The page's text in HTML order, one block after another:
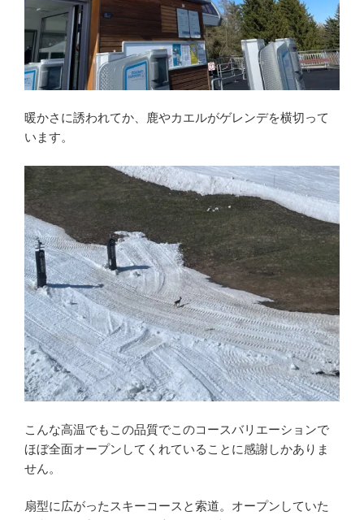
暖かさに誘われてか、鹿やカエルがゲレンデを横切って
います。
こんな高温でもこの品質でこのコースバリエーションで
ほぼ全面オープンしてくれていることに感謝しかありま
せん。
扇型に広がったスキーコースと索道。オープンしていた